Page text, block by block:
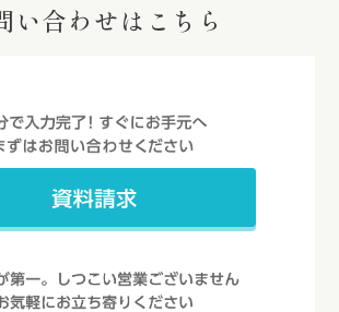
い合わせはこちら